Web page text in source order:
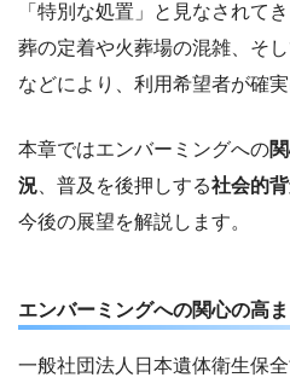
「特別な処置」と見なされて
葬の定着や火葬場の混雑、そ
などにより、利用希望者が確実
本章ではエンバーミングへの
況 、普及を後押しする社会的
今後の展望を解説します。
エンバーミングへの関心の高ま
一般社団法人日本遺体衛生保